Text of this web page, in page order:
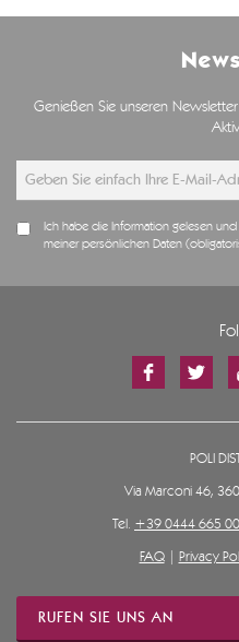
Genießen Sie unseren
Ich habe die Information gelesen
meiner persönlichen Daten
POLI
Via Marconi 46,
Tel. +39 0444 665
FAQ| Privacy
RUFEN SIE UNS AN